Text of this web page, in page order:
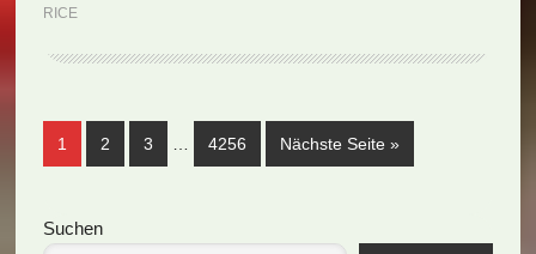
RICE
Seite
1 Seite
2 Seite
3 Seite
4256 Nächste Seite aufrufen
»
Seitenspalte
Suchen